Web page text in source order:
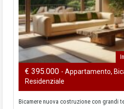
€ 395.000 - Appartamento,
Residenziale
Bicamere nuova costruzione con grandi